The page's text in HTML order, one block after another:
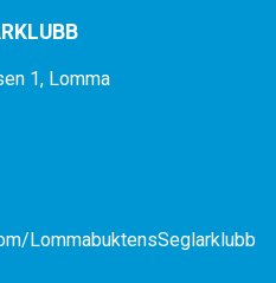
1, Lomma
LommabuktensSeglarklubb